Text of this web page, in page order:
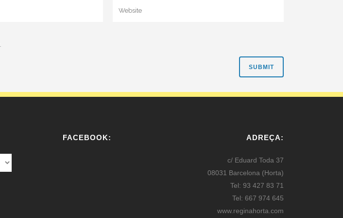
FACEBOOK: ADREÇA:
c/ Eduard Toda 37
08031 Barcelona (Horta)
Tel: 93 427 83 71
Tel: 667 974 645
www.reginahorta.com